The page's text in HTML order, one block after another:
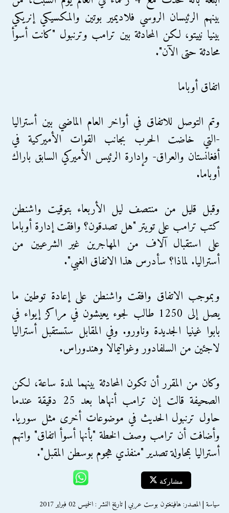
بينهم الرئيسان الروسي فلاديمير بوتين والمكسيكي إنريكي
بينيا نييتو، لكن المحادثة بين ترامب وترنبول "كانت أسوأ
محادثة حتى الآن".
اتفاق أوباما
وتم التوصل للاتفاق في أواخر العام الماضي بين أستراليا
-التي خاضت الحرب بجانب القوات الأميركية في
أفغانستان والعراق- وإدارة الرئيس الأميركي السابق باراك
أوباما.
وقبل قليل من منتصف ليل الأربعاء بتوقيت واشنطن
كتب ترامب على تويتر "هل تصدقون؟ وافقت إدارة أوباما
على استقبال آلاف من المهاجرين غير الشرعيين من
أستراليا. لماذا؟ سأدرس هذا الاتفاق الغبي".
وبموجب الاتفاق وافقت واشنطن على إعادة توطين ما
يصل إلى 1250 طالب لجوء يعيشون في مراكز إيواء في
بابوا غينيا الجديدة وناورو. وفي المقابل ستستقبل أستراليا
لاجئين من السلفادور وغواتيمالا وهندوراس.
وكان من المقرر أن تكون المحادثة بينهما لمدة ساعة، لكن
الصحيفة قالت إن ترامب أنهاها بعد 25 دقيقة عندما
حاول ترنبول الحديث في موضوعات أخرى مثل سوريا.
وأضافت أن ترامب وصف الخطة "بأنها أسوأ اتفاق" واتهم
أستراليا بمحاولة تصدير "منفذي هجوم بوسطن المقبل".
مشاركة
سياسة | المصدر: هافينغتون بوست عربي | تاريخ النشر : الخميس 02 فبراير 2017